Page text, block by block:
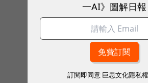
往下滑看下一篇文章
一AI》圖解日報
訂閱即同意 巨思文化隱私